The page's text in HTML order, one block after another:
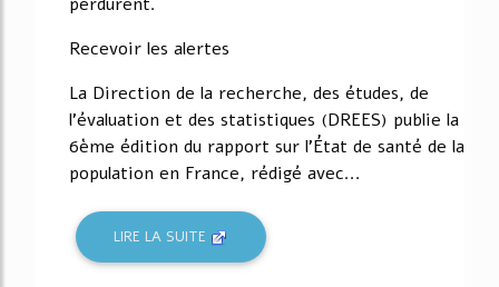
Recevoir les alertes
La Direction de la recherche, des études, de
l'évaluation et des statistiques (DREES) publie la
6ème édition du rapport sur l'État de santé de la
population en France, rédigé avec...
LIRE LA SUITE